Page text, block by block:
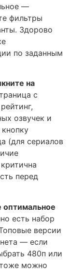
—
фильтры
Здорово
по заданным
на
с
озвучек и
(для сериалов
перед
есть набор
версии
— если
480п или
тоже можно